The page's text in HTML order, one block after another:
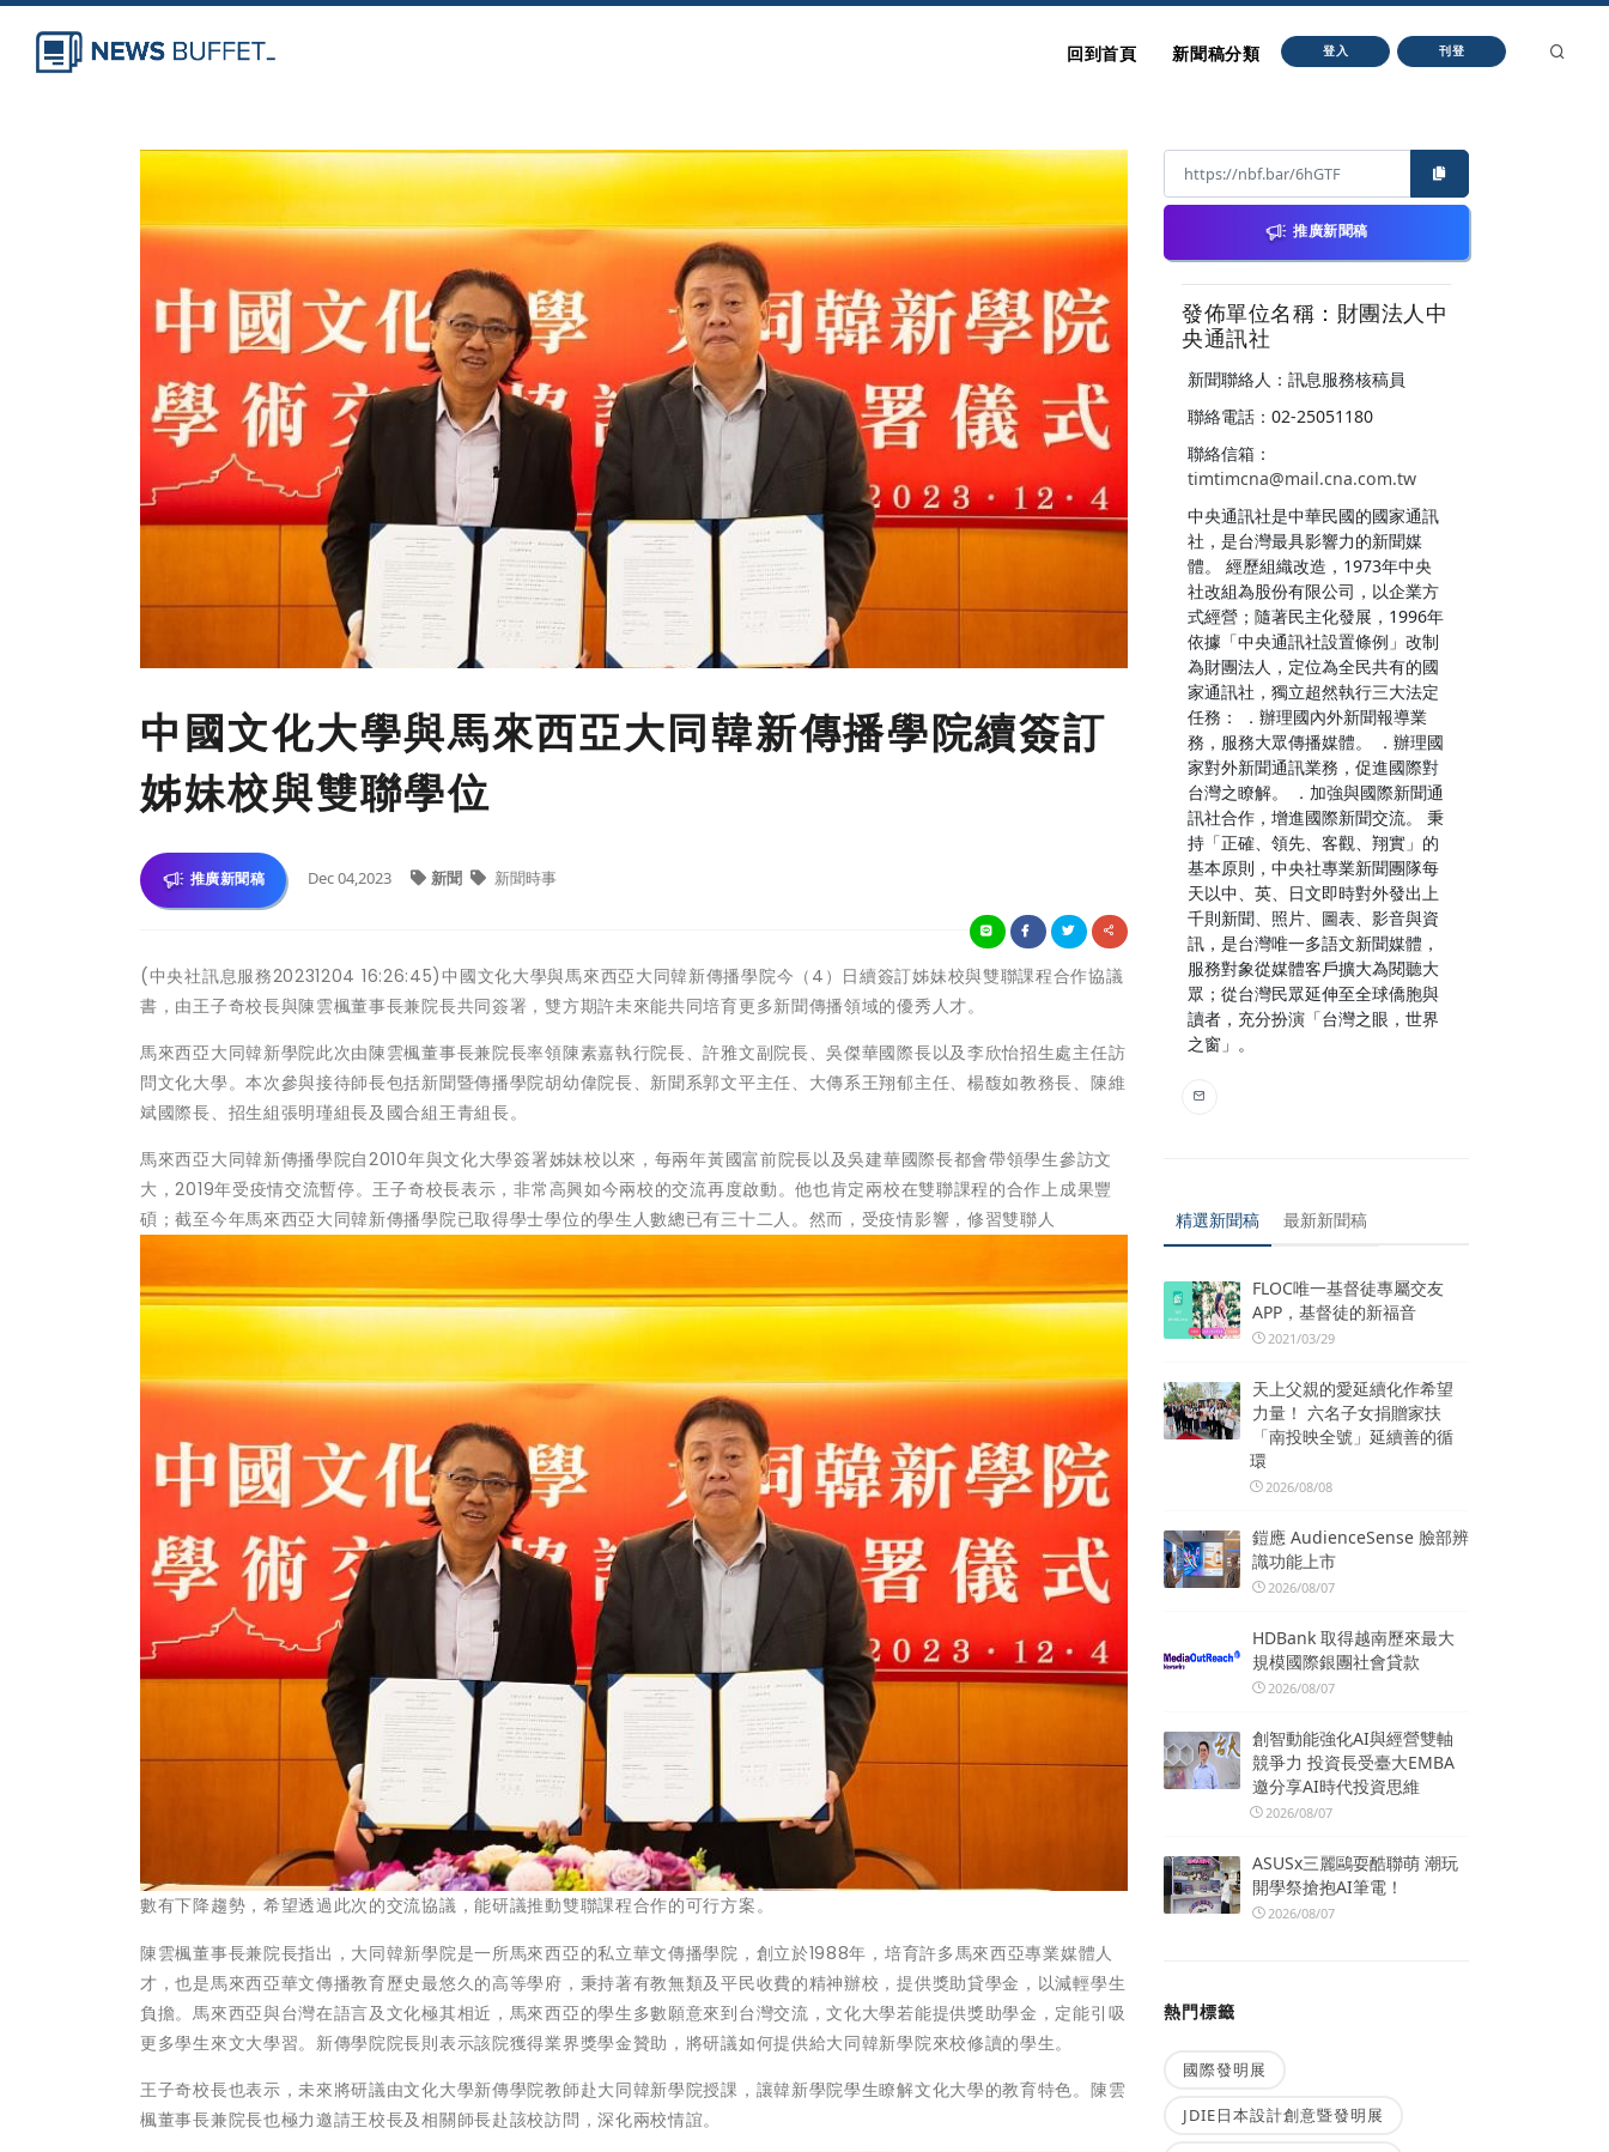
回到首頁 新聞稿分類 登入 刊登
中國文化大學與馬來西亞大同韓新傳播學院續簽訂
姊妹校與雙聯學位
推廣新聞稿 Dec 04,2023 新聞 新聞時事
(中央社訊息服務20231204 16:26:45)中國文化大學與馬來西亞大同韓新傳播學院今（4）日續簽訂姊妹校與雙聯課程合作協議
書，由王子奇校長與陳雲楓董事長兼院長共同簽署，雙方期許未來能共同培育更多新聞傳播領域的優秀人才。
馬來西亞大同韓新學院此次由陳雲楓董事長兼院長率領陳素嘉執行院長、許雅文副院長、吳傑華國際長以及李欣怡招生處主任訪
問文化大學。本次參與接待師長包括新聞暨傳播學院胡幼偉院長、新聞系郭文平主任、大傳系王翔郁主任、楊馥如教務長、陳維
斌國際長、招生組張明瑾組長及國合組王青組長。
馬來西亞大同韓新傳播學院自2010年與文化大學簽署姊妹校以來，每兩年黃國富前院長以及吳建華國際長都會帶領學生參訪文
大，2019年受疫情交流暫停。王子奇校長表示，非常高興如今兩校的交流再度啟動。他也肯定兩校在雙聯課程的合作上成果豐
碩；截至今年馬來西亞大同韓新傳播學院已取得學士學位的學生人數總已有三十二人。然而，受疫情影響，修習雙聯人
數有下降趨勢，希望透過此次的交流協議，能研議推動雙聯課程合作的可行方案。
陳雲楓董事長兼院長指出，大同韓新學院是一所馬來西亞的私立華文傳播學院，創立於1988年，培育許多馬來西亞專業媒體人
才，也是馬來西亞華文傳播教育歷史最悠久的高等學府，秉持著有教無類及平民收費的精神辦校，提供獎助貸學金，以減輕學生
負擔。馬來西亞與台灣在語言及文化極其相近，馬來西亞的學生多數願意來到台灣交流，文化大學若能提供獎助學金，定能引吸
更多學生來文大學習。新傳學院院長則表示該院獲得業界獎學金贊助，將研議如何提供給大同韓新學院來校修讀的學生。
王子奇校長也表示，未來將研議由文化大學新傳學院教師赴大同韓新學院授課，讓韓新學院學生瞭解文化大學的教育特色。陳雲
楓董事長兼院長也極力邀請王校長及相關師長赴該校訪問，深化兩校情誼。
推廣新聞稿
發佈單位名稱：財團法人中
央通訊社
新聞聯絡人：訊息服務核稿員
聯絡電話：02-25051180
聯絡信箱：
timtimcna@mail.cna.com.tw
中央通訊社是中華民國的國家通訊
社，是台灣最具影響力的新聞媒
體。 經歷組織改造，1973年中央
社改組為股份有限公司，以企業方
式經營；隨著民主化發展，1996年
依據「中央通訊社設置條例」改制
為財團法人，定位為全民共有的國
家通訊社，獨立超然執行三大法定
任務： ．辦理國內外新聞報導業
務，服務大眾傳播媒體。 ．辦理國
家對外新聞通訊業務，促進國際對
台灣之瞭解。 ．加強與國際新聞通
訊社合作，增進國際新聞交流。 秉
持「正確、領先、客觀、翔實」的
基本原則，中央社專業新聞團隊每
天以中、英、日文即時對外發出上
千則新聞、照片、圖表、影音與資
訊，是台灣唯一多語文新聞媒體，
服務對象從媒體客戶擴大為閱聽大
眾；從台灣民眾延伸至全球僑胞與
讀者，充分扮演「台灣之眼，世界
之窗」。
精選新聞稿 最新新聞稿
FLOC唯一基督徒專屬交友
APP，基督徒的新福音
2021/03/29
天上父親的愛延續化作希望
力量！ 六名子女捐贈家扶
「南投映全號」延續善的循
環
2026/08/08
鎧應 AudienceSense 臉部辨
識功能上市
2026/08/07
HDBank 取得越南歷來最大
規模國際銀團社會貸款
2026/08/07
創智動能強化AI與經營雙軸
競爭力 投資長受臺大EMBA
邀分享AI時代投資思維
2026/08/07
ASUSx三麗鷗耍酷聯萌 潮玩
開學祭搶抱AI筆電！
2026/08/07
熱門標籤
國際發明展
JDIE日本設計創意暨發明展